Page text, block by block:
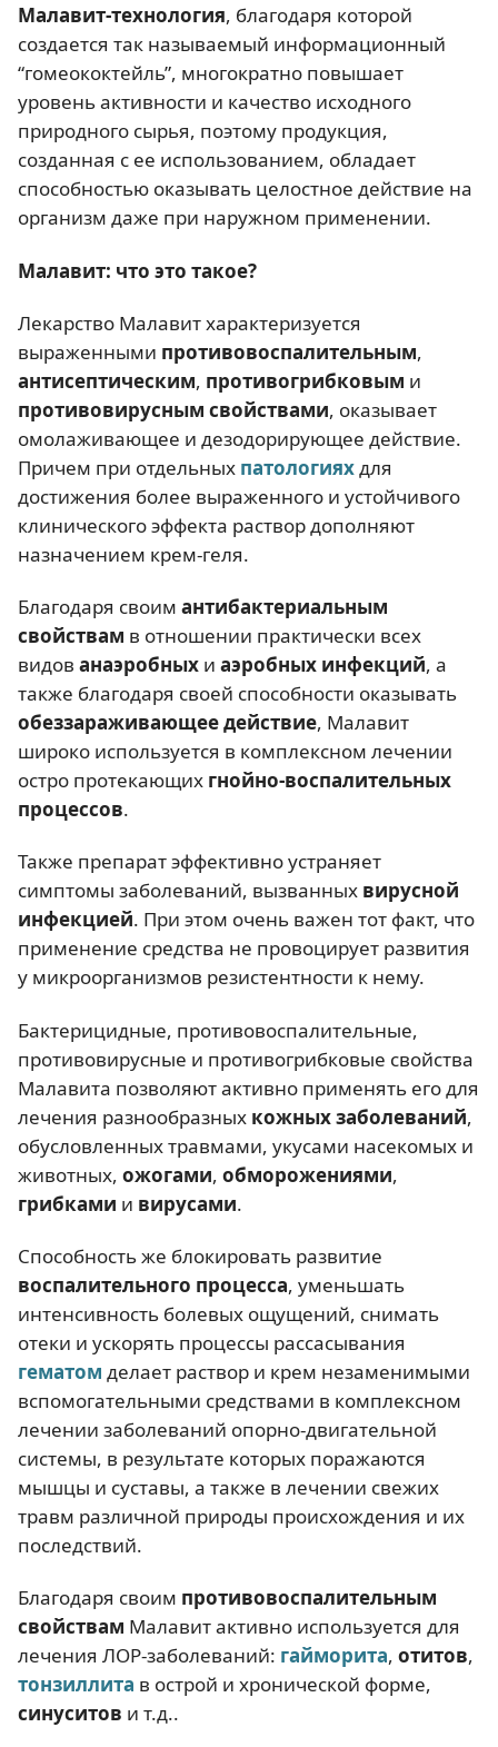
Малавит-технология, благодаря которой
создается так называемый информационный
“гомеококтейль”, многократно повышает
уровень активности и качество исходного
природного сырья, поэтому продукция,
созданная с ее использованием, обладает
способностью оказывать целостное действие на
организм даже при наружном применении.
Малавит: что это такое?
Лекарство Малавит характеризуется
выраженными противовоспалительным,
антисептическим, противогрибковым и
противовирусным свойствами, оказывает
омолаживающее и дезодорирующее действие.
Причем при отдельных патологияхдля
достижения более выраженного и устойчивого
клинического эффекта раствор дополняют
назначением крем-геля.
Благодаря своим антибактериальным
свойствам в отношении практически всех
видов анаэробных и аэробных инфекций, а
также благодаря своей способности оказывать
обеззараживающее действие, Малавит
широко используется в комплексном лечении
остро протекающих гнойно-воспалительных
процессов.
Также препарат эффективно устраняет
симптомы заболеваний, вызванных вирусной
инфекцией. При этом очень важен тот факт, что
применение средства не провоцирует развития
у микроорганизмов резистентности к нему.
Бактерицидные, противовоспалительные,
противовирусные и противогрибковые свойства
Малавита позволяют активно применять его для
лечения разнообразных кожных заболеваний,
обусловленных травмами, укусами насекомых и
животных, ожогами, обморожениями,
грибками и вирусами.
Способность же блокировать развитие
воспалительного процесса, уменьшать
интенсивность болевых ощущений, снимать
отеки и ускорять процессы рассасывания
гематом делает раствор и крем незаменимыми
вспомогательными средствами в комплексном
лечении заболеваний опорно-двигательной
системы, в результате которых поражаются
мышцы и суставы, а также в лечении свежих
травм различной природы происхождения и их
последствий.
Благодаря своим противовоспалительным
свойствам Малавит активно используется для
лечения ЛОР-заболеваний: гайморита, отитов,
тонзиллита в острой и хронической форме,
синуситов и т.д..